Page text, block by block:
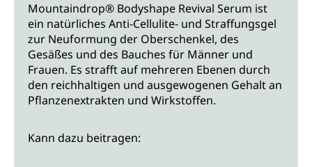
Mountaindrop® Bodyshape Revival Serum ist
ein natürliches Anti-Cellulite- und Straffungsgel
zur Neuformung der Oberschenkel, des
Gesäßes und des Bauches für Männer und
Frauen. Es strafft auf mehreren Ebenen durch
den reichhaltigen und ausgewogenen Gehalt an
Pflanzenextrakten und Wirkstoffen.
Kann dazu beitragen: